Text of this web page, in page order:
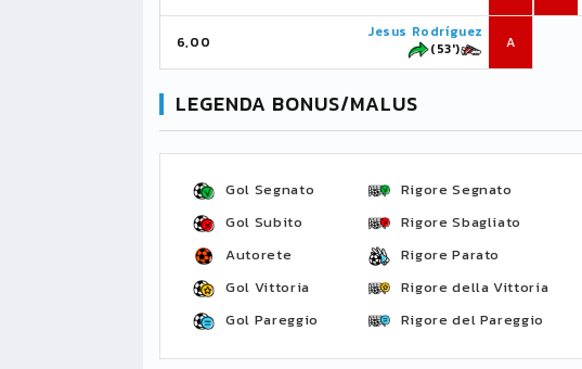
6,00
Jesus Rodríguez
(53')
A
LEGENDA BONUS/MALUS
Gol Segnato
Gol Subito
Autorete
Gol Vittoria
Gol Pareggio
Rigore Segnato
Rigore Sbagliato
Rigore Parato
Rigore della Vittoria
Rigore del Pareggio